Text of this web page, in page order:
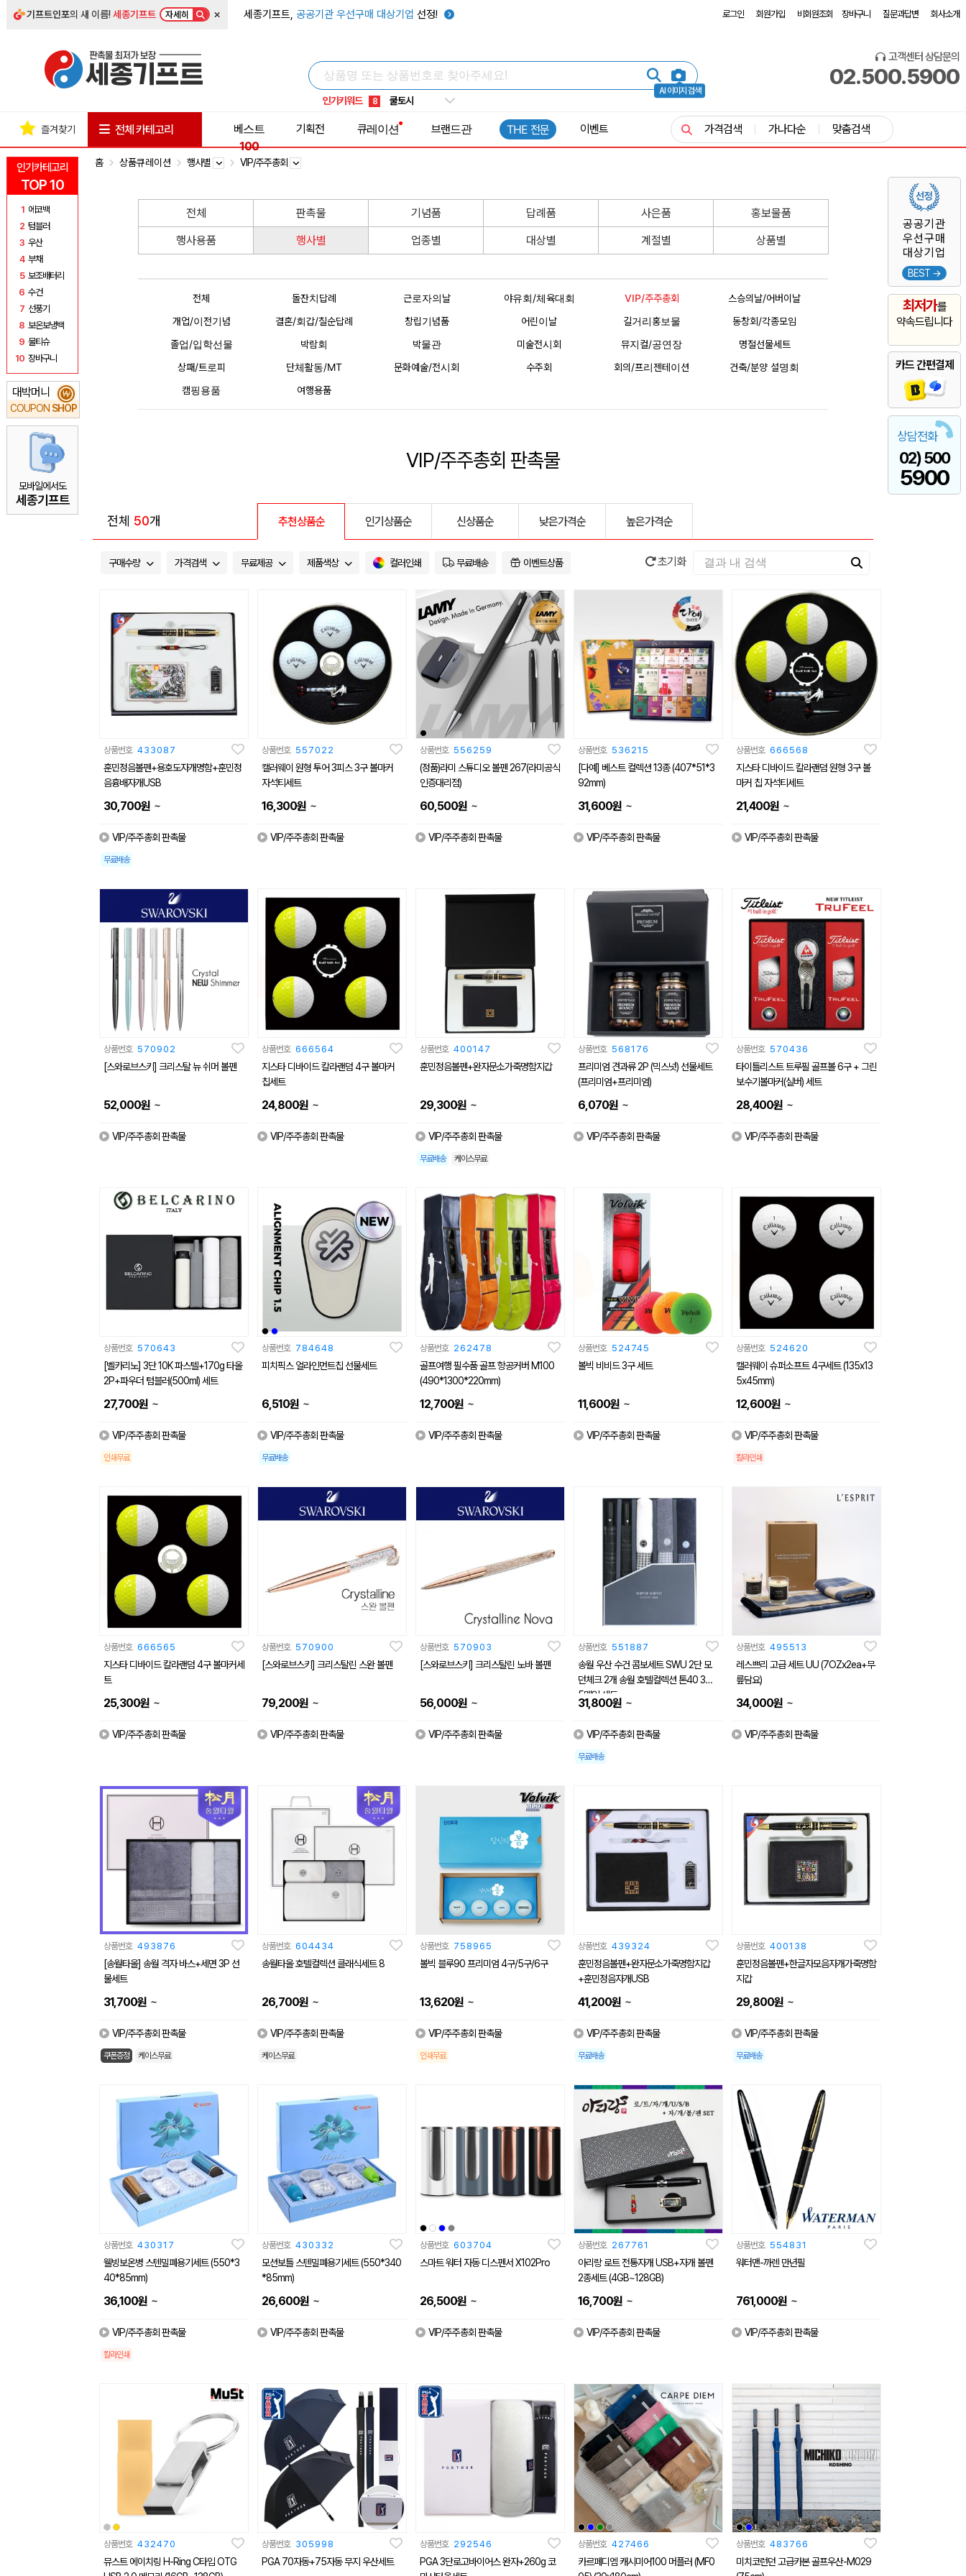
기프트인포의 새 이름!세종기프트 자세히 × 세종기프트, 공공기관 우선구매 대상기업 선정! 로그인 회원가입 비회원조회 장바구니 질문과답변 회사소개
AI 이미지 검색
인기키워드
키캡
8 쿨토시
9 넥쿨러
10 타포린가방
1
고객센터 상담문의
02.500.5900
인기카테고리
TOP 10
1 에코백
2 텀블러
3 우산
4 부채
5 보조배터리
6 수건
7 선풍기
8 보온보냉백
9 물티슈
10 장바구니
대박머니
COUPON SHOP
₩
모바일에서도
세종기프트
공공기관
우선구매
대상기업
BEST →
최저가를
약속드립니다
카드 간편결제
상담전화
02) 500
5900
즐겨찾기 전체 카테고리
베스트
100
기획전 큐레이션 브랜드관 THE 전문 이벤트 가격검색 가나다순 맞춤검색
홈 상품큐레이션 행사별 VIP/주주총회
전체 판촉물 기념품 답례품 사은품
홍보물품
행사용품
행사별 업종별 대상별 계절별 상품별
전체 돌잔치답례 근로자의날 야유회/체육대회 VIP/주주총회
스승의날/어버이날
개업/이전기념
결혼/회갑/칠순답례 창립기념품 어린이날 길거리홍보물
동창회/각종모임
졸업/입학선물
박람회 박물관 미술전시회 뮤지컬/공연장
명절선물세트
상패/트로피
단체활동/MT 문화예술/전시회 수주회 회의/프리젠테이션
건축/분양 설명회
캠핑용품
여행용품
VIP/주주총회 판촉물
전체 50개 추천상품순 인기상품순 신상품순 낮은가격순 높은가격순
구매수량 가격검색 무료제공 제품색상 컬러인쇄 무료배송 이벤트상품 초기화
상품번호 433087
훈민정음볼펜+용호도자개명함+훈민정
음흉배자개USB
30,700원 ~
VIP/주주총회 판촉물
무료배송
상품번호 557022
캘러웨이 원형 투어 3피스 3구 볼마커
자석티세트
16,300원 ~
VIP/주주총회 판촉물
상품번호 556259
(정품)라미 스튜디오 볼펜 267(라미공식
인증대리점)
60,500원 ~
VIP/주주총회 판촉물
상품번호 536215
[다예] 베스트 컬렉션 13종 (407*51*3
92mm)
31,600원 ~
VIP/주주총회 판촉물
상품번호 666568
지스타 디바이드 칼라랜덤 원형 3구 볼
마커 칩 자석티세트
21,400원 ~
VIP/주주총회 판촉물
상품번호 570902
[스와로브스키] 크리스탈 뉴 쉬머 볼펜
52,000원 ~
VIP/주주총회 판촉물
상품번호 666564
지스타 디바이드 칼라랜덤 4구 볼마커
칩세트
24,800원 ~
VIP/주주총회 판촉물
상품번호 400147
훈민정음볼펜+완자문소가죽명함지갑
29,300원 ~
VIP/주주총회 판촉물
무료배송 케이스무료
상품번호 568176
프리미엄 견과류 2P (믹스넛) 선물세트
(프리미엄+프리미엄)
6,070원 ~
VIP/주주총회 판촉물
상품번호 570436
타이틀리스트 트루필 골프볼 6구 + 그린
보수기볼마커(실버) 세트
28,400원 ~
VIP/주주총회 판촉물
상품번호 570643
[벨카리노] 3단 10K 파스텔+170g 타올
2P+파우더 텀블러(500ml) 세트
27,700원 ~
VIP/주주총회 판촉물
인쇄무료
상품번호 784648
피치픽스 얼라인먼트칩 선물세트
6,510원 ~
VIP/주주총회 판촉물
무료배송
상품번호 262478
골프여행 필수품 골프 항공커버 M100
(490*1300*220mm)
12,700원 ~
VIP/주주총회 판촉물
상품번호 524745
볼빅 비비드 3구 세트
11,600원 ~
VIP/주주총회 판촉물
상품번호 524620
캘러웨이 슈퍼소프트 4구세트 (135x13
5x45mm)
12,600원 ~
VIP/주주총회 판촉물
칼라인쇄
상품번호 666565
지스타 디바이드 칼라랜덤 4구 볼마커세
트
25,300원 ~
VIP/주주총회 판촉물
상품번호 570900
[스와로브스키] 크리스탈린 스완 볼펜
79,200원 ~
VIP/주주총회 판촉물
상품번호 570903
[스와로브스키] 크리스탈린 노바 볼펜
56,000원 ~
VIP/주주총회 판촉물
상품번호 551887
송월 우산 수건 콤보세트 SWU 2단 모
던체크 2개 송월 호텔컬렉션 톤40 3장
5매입 세트
31,800원 ~
VIP/주주총회 판촉물
무료배송
상품번호 495513
레스쁘리 고급 세트 UU (7OZx2ea+무
릎담요)
34,000원 ~
VIP/주주총회 판촉물
상품번호 493876
[송월타올] 송월 격자 바스+세면 3P 선
물세트
31,700원 ~
VIP/주주총회 판촉물
쿠폰증정 케이스무료
상품번호 604434
송월타올 호텔컬렉션 클래식세트 8
26,700원 ~
VIP/주주총회 판촉물
케이스무료
상품번호 758965
볼빅 블루90 프리미엄 4구/5구/6구
13,620원 ~
VIP/주주총회 판촉물
인쇄무료
상품번호 439324
훈민정음볼펜+완자문소가죽명함지갑
+훈민정음자개USB
41,200원 ~
VIP/주주총회 판촉물
무료배송
상품번호 400138
훈민정음볼펜+한글자모음자개가죽명함
지갑
29,800원 ~
VIP/주주총회 판촉물
무료배송
상품번호 430317
웰빙보온병 스텐밀폐용기세트 (550*3
40*85mm)
36,100원 ~
VIP/주주총회 판촉물
칼라인쇄
상품번호 430332
모션보틀 스텐밀폐용기세트 (550*340
*85mm)
26,600원 ~
VIP/주주총회 판촉물
상품번호 603704
스마트 워터 자동 디스펜서 X102Pro
26,500원 ~
VIP/주주총회 판촉물
상품번호 267761
아리랑 로트 전통자개 USB+자개 볼펜
2종세트 (4GB~128GB)
16,700원 ~
VIP/주주총회 판촉물
상품번호 554831
워터맨-까렌 만년필
761,000원 ~
VIP/주주총회 판촉물
상품번호 432470
뮤스트 에이치링 H-Ring C타입 OTG
상품번호 305998
PGA 70자동+75자동 무지 우산세트
상품번호 292546
PGA 3단로고바이어스 완자+260g 코
상품번호 427466
카르페디엠 캐시미어100 머플러 (MF0
상품번호 483766
미치코런던 고급카본 골프우산-M029